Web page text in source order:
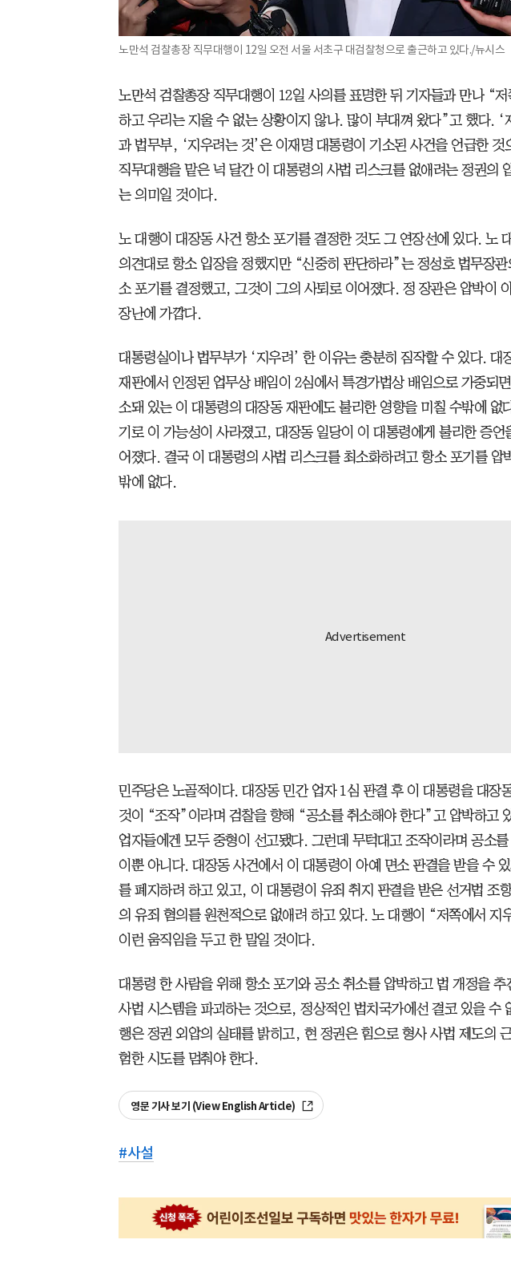
노만석 검찰총장 직무대행이 12일 오전 서울 서초구 대검찰청으로 출근하고 있다./뉴시스
노만석 검찰총장 직무대행이 12일 사의를 표명한 뒤 기자들과 만나 “저
하고 우리는 지울 수 없는 상황이지 않나. 많이 부대껴 왔다”고 했다. ‘
과 법무부, ‘지우려는 것’은 이재명 대통령이 기소된 사건을 언급한 것
직무대행을 맡은 넉 달간 이 대통령의 사법 리스크를 없애려는 정권의
는 의미일 것이다.
노 대행이 대장동 사건 항소 포기를 결정한 것도 그 연장선에 있다. 노
의견대로 항소 입장을 정했지만 “신중히 판단하라”는 정성호 법무장
소 포기를 결정했고, 그것이 그의 사퇴로 이어졌다. 정 장관은 압박이
장난에 가깝다.
대통령실이나 법무부가 ‘지우려’ 한 이유는 충분히 짐작할 수 있다. 대
재판에서 인정된 업무상 배임이 2심에서 특경가법상 배임으로 가중되
소돼 있는 이 대통령의 대장동 재판에도 불리한 영향을 미칠 수밖에 없
기로 이 가능성이 사라졌고, 대장동 일당이 이 대통령에게 불리한 증언
어졌다. 결국 이 대통령의 사법 리스크를 최소화하려고 항소 포기를 압
밖에 없다.
민주당은 노골적이다. 대장동 민간 업자 1심 판결 후 이 대통령을 대장
것이 “조작”이라며 검찰을 향해 “공소를 취소해야 한다”고 압박하고
업자들에겐 모두 중형이 선고됐다. 그런데 무턱대고 조작이라며 공소
이뿐 아니다. 대장동 사건에서 이 대통령이 아예 면소 판결을 받을 수
를 폐지하려 하고 있고, 이 대통령이 유죄 취지 판결을 받은 선거법 조
의 유죄 혐의를 원천적으로 없애려 하고 있다. 노 대행이 “저쪽에서 지
이런 움직임을 두고 한 말일 것이다.
대통령 한 사람을 위해 항소 포기와 공소 취소를 압박하고 법 개정을 추
사법 시스템을 파괴하는 것으로, 정상적인 법치국가에선 결코 있을 수
행은 정권 외압의 실태를 밝히고, 현 정권은 힘으로 형사 사법 제도의
험한 시도를 멈춰야 한다.
영문 기사 보기 (View English Article)
#사설